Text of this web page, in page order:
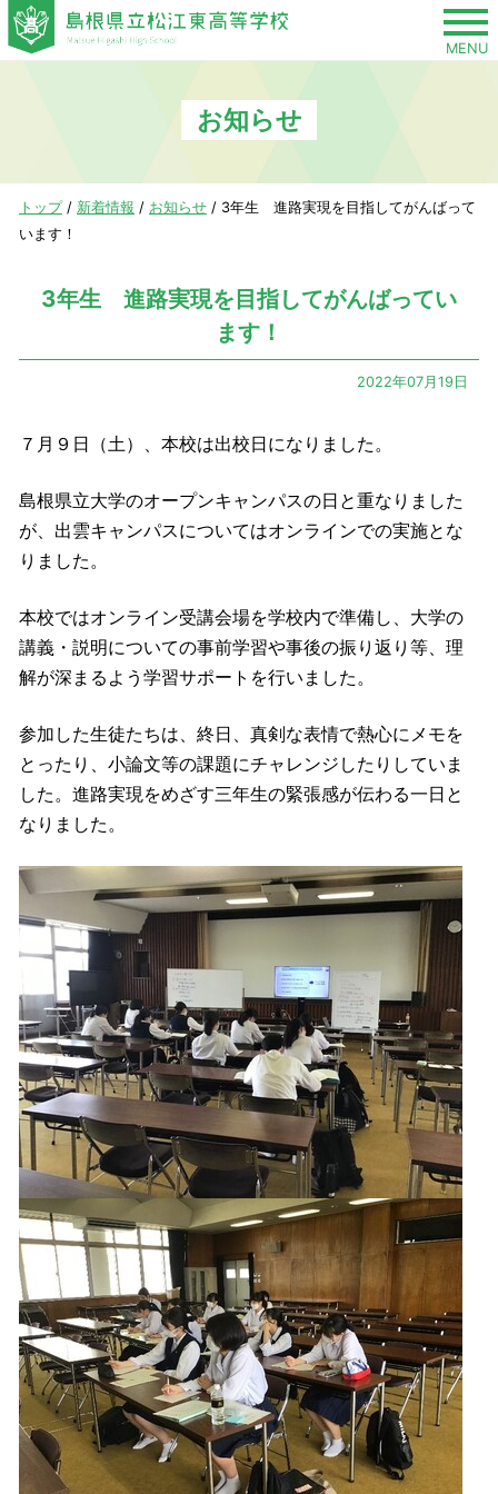
このページの本文へ
MENU
お知らせ
現
在
トップ/ 新着情報 / お知らせ / 3年生 進路実現を目指してがんばって
います！
3年生 進路実現を目指してがんばってい
ます！
2022年07月19日
７月９日（土）、本校は出校日になりました。
島根県立大学のオープンキャンパスの日と重なりました
が、出雲キャンパスについてはオンラインでの実施とな
りました。
本校ではオンライン受講会場を学校内で準備し、大学の
講義・説明についての事前学習や事後の振り返り等、理
解が深まるよう学習サポートを行いました。
参加した生徒たちは、終日、真剣な表情で熱心にメモを
とったり、小論文等の課題にチャレンジしたりしていま
した。進路実現をめざす三年生の緊張感が伝わる一日と
なりました。